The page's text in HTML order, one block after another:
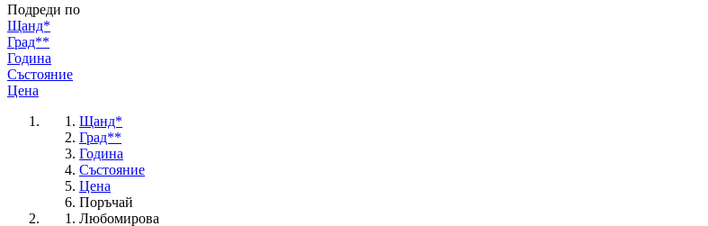
Подреди по
Щанд*
Град**
Година
Състояние
Цена
Щанд*
Град**
Година
Състояние
Цена
Поръчай
Любомирова